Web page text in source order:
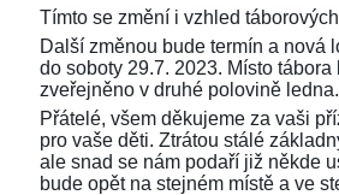
Tímto se změní i vzhled
Další změnou bude termín a nová
do soboty 29.7. 2023. Místo
zveřejněno v druhé polovině ledna.
Přátelé, všem děkujeme za vaši
pro vaše děti. Ztrátou stálé
ale snad se nám podaří již někde
bude opět na stejném místě a ve